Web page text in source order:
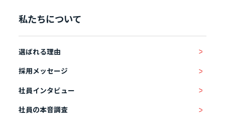
私たちについて
選ばれる理由
採用メッセージ
社員インタビュー
社員の本音調査